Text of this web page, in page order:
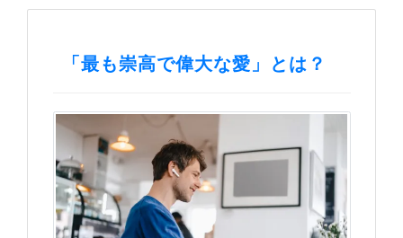
「最も崇高で偉大な愛」とは？